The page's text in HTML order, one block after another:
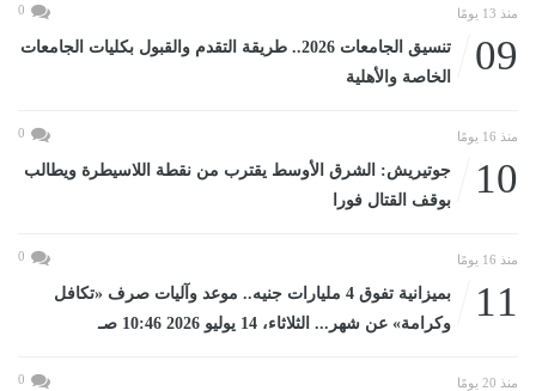
منذ 13 يومًا 0
09
تنسيق الجامعات 2026.. طريقة التقدم والقبول بكليات الجامعات
الخاصة والأهلية
منذ 16 يومًا 0
10
جوتيريش: الشرق الأوسط يقترب من نقطة اللاسيطرة ويطالب
بوقف القتال فورا
منذ 16 يومًا 0
11
بميزانية تفوق 4 مليارات جنيه.. موعد وآليات صرف «تكافل
وكرامة» عن شهر... الثلاثاء، 14 يوليو 2026 10:46 صـ
منذ 20 يومًا 0